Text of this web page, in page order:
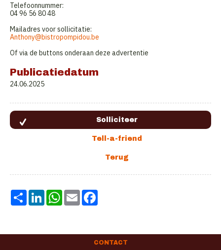
Telefoonnummer:
04 96 56 80 48
Mailadres voor sollicitatie:
Anthony@bistropompidou.be
Of via de buttons onderaan deze advertentie
Publicatiedatum
24.06.2025
Share LinkedInWhatsApp
Email
CONTACT